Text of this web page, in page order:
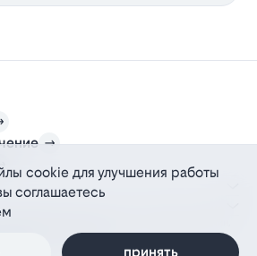
агентского договора
cookie для улучшения работы
соглашаетесь
принять